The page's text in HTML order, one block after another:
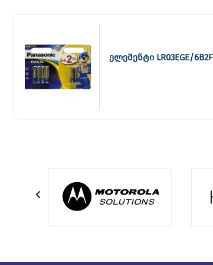
ელემენტი LR03EGE/6B2F